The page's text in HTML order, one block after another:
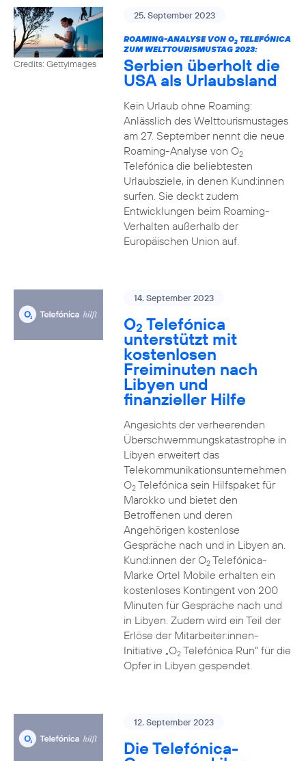
Credits: Gettyimages
25. September 2023
ROAMING-ANALYSE VON O2TELEFÓNICA
ZUM WELTTOURISMUSTAG 2023:
Serbien überholt die
USA als Urlaubsland
Kein Urlaub ohne Roaming:
Anlässlich des Welttourismustages
am 27. September nennt die neue
Roaming-Analyse von O2
Telefónica die beliebtesten
Urlaubsziele, in denen Kund:innen
surfen. Sie deckt zudem
Entwicklungen beim Roaming-
Verhalten außerhalb der
Europäischen Union auf.
14. September 2023
O2 Telefónica
unterstützt mit
kostenlosen
Freiminuten nach
Libyen und
finanzieller Hilfe
Angesichts der verheerenden
Überschwemmungskatastrophe in
Libyen erweitert das
Telekommunikationsunternehmen
O2Telefónica sein Hilfspaket für
Marokko und bietet den
Betroffenen und deren
Angehörigen kostenlose
Gespräche nach und in Libyen an.
Kund:innen der O2Telefónica-
Marke Ortel Mobile erhalten ein
kostenloses Kontingent von 200
Minuten für Gespräche nach und
in Libyen. Zudem wird ein Teil der
Erlöse der Mitarbeiter:innen-
Initiative „O2Telefónica Run“ für die
Opfer in Libyen gespendet.
12. September 2023
Die Telefónica-